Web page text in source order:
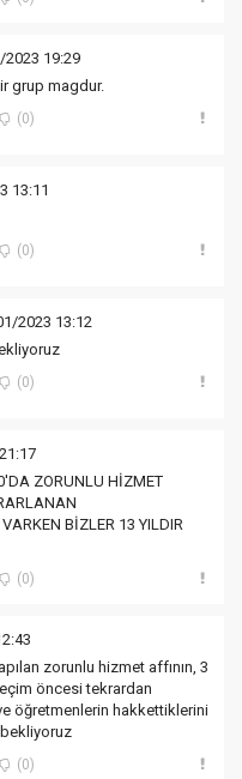
19:29
grup magdur.
(0)
13:11
(0)
2023 13:12
(0)
ZORUNLU HİZMET
BİZLER 13 YILDIR
(0)
zorunlu hizmet affının, 3
öncesi tekrardan
öğretmenlerin hakkettiklerini
bekliyoruz
(0)